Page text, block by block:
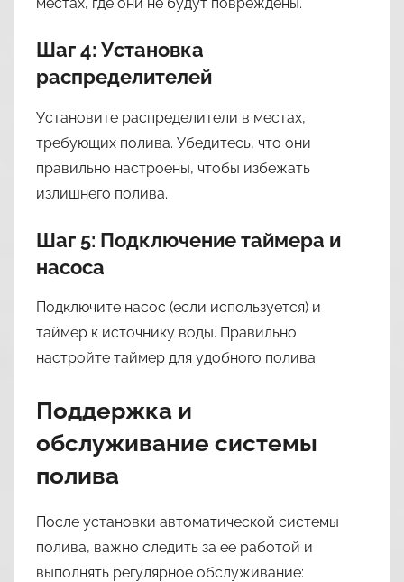
Шаг 4: Установка
распределителей
Установите распределители в местах,
требующих полива. Убедитесь, что они
правильно настроены, чтобы избежать
излишнего полива.
Шаг 5: Подключение таймера и
насоса
Подключите насос (если используется) и
таймер к источнику воды. Правильно
настройте таймер для удобного полива.
Поддержка и
обслуживание системы
полива
После установки автоматической системы
полива, важно следить за ее работой и
выполнять регулярное обслуживание: